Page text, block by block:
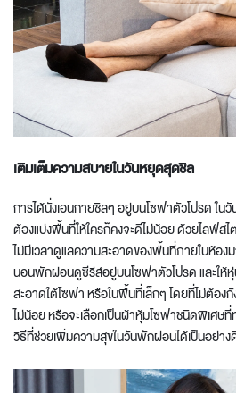
เติมเต็มความสบายในวันหยุดสุดชิล
การได้นั่งเอนกายชิลๆ อยู่บนโซฟาตัวโปรด ใน
ต้องแบ่งพื้นที่ให้ใครก็คงจะดีไม่น้อย ด้วยไลฟ์สไ
ไม่มีเวลาดูแลความสะอาดของพื้นที่ภายในห้องม
นอนพักผ่อนดูซีรีส์อยู่บนโซฟาตัวโปรด และให้
สะอาดใต้โซฟา หรือในพื้นที่เล็กๆ โดยที่ไม่ต้อง
ไม่น้อย หรือจะเลือกเป็นผ้าหุ้มโซฟาชนิดพิเศษ
วิธีที่ช่วยเพิ่มความสุขในวันพักผ่อนได้เป็นอย่าง